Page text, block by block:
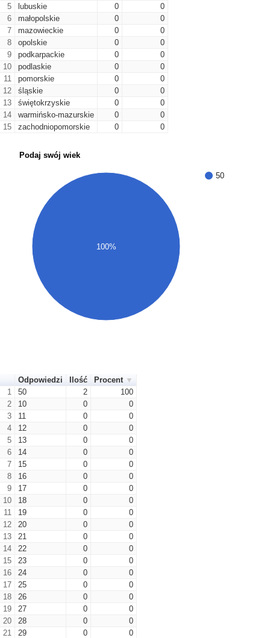
5
lubuskie 0
0
6
małopolskie 0
0
7
mazowieckie 0
0
8
opolskie 0
0
9
podkarpackie 0
0
10
podlaskie 0
0
11
pomorskie 0
0
12
śląskie 0
0
13
świętokrzyskie 0
0
14
warmińsko-mazurskie 0
0
15
zachodniopomorskie 0 0
Podaj swój wiek
50
100%
Odpowiedzi Ilość
Procent
1
50 2
100
2
10 0
0
3
11 0
0
4
12 0
0
5
13 0
0
6
14 0
0
7
15 0
0
8
16 0
0
9
17 0
0
10
18 0
0
11
19 0
0
12
20 0
0
13
21 0
0
14
22 0
0
15
23 0
0
16
24 0
0
17
25 0
0
18
26 0
0
19
27 0
0
20
28 0
0
21
29 0
0